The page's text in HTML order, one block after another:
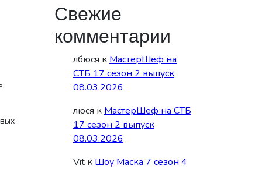
Свежие
комментарии
лбюся к МастерШеф на
СТБ 17 сезон 2 выпуск
08.03.2026
люся к МастерШеф на СТБ
17 сезон 2 выпуск
08.03.2026
Vit к Шоу Маска 7 сезон 4